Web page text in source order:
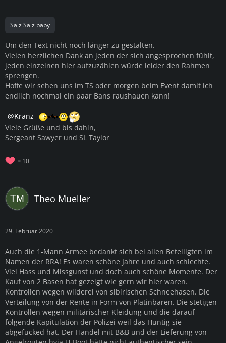
Salz Salz baby
Um den Text nicht noch länger zu gestalten.
Vielen herzlichen Dank an jeden der sich angesprochen fühlt,
jeden einzelnen hier aufzuzählen würde leider den Rahmen
sprengen.
Hoffe wir sehen uns im TS oder morgen beim Event damit ich
endlich nochmal ein paar Bans raushauen kann!
Kranz
Viele Grüße und bis dahin,
Sergeant Sawyer und SL Taylor
10
Theo Mueller
29. Februar 2020
Auch die 1-Mann Armee bedankt sich bei allen Beteiligten im
Namen der RRA! Es waren schöne Jahre und auch schlechte.
Viel Hass und Missgunst und doch auch schöne Momente. Der
Kauf von 2 Basen hat gezeigt wie gern wir hier waren.
Kontrollen wegen wilderei von sibirischen Schneehasen. Die
Verteilung von der Rente in Form von Platinbaren. Die stetigen
Kontrollen wegen militärischer Kleidung und die darauf
folgende Kapitulation der Polizei weil das Huntig sie
abgefucked hat. Der Handel mit B&B und der Lieferung von